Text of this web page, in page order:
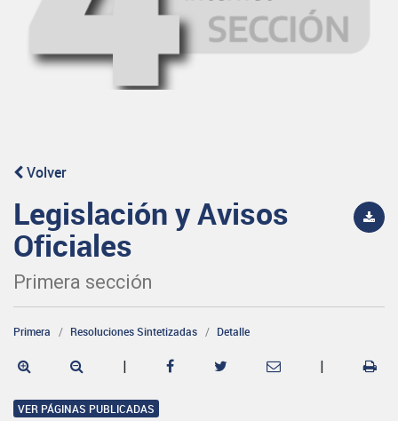
Volver
Legislación y Avisos
Oficiales
Primera sección
Primera Resoluciones Sintetizadas Detalle
| |
VER PÁGINAS PUBLICADAS